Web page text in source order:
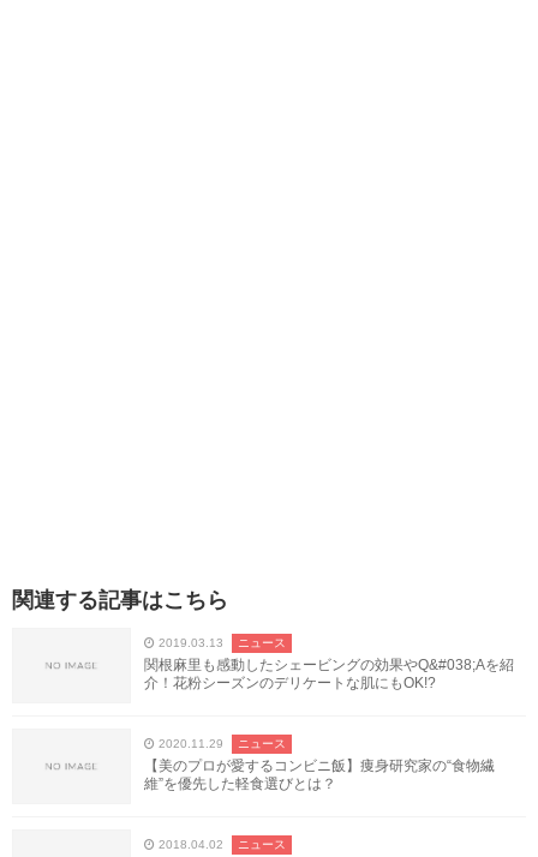
関連する記事はこちら
2019.03.13 ニュース
関根麻里も感動したシェービングの効果やQ&#038;Aを紹
介！花粉シーズンのデリケートな肌にもOK!?
2020.11.29 ニュース
【美のプロが愛するコンビニ飯】痩身研究家の“食物繊
維”を優先した軽食選びとは？
2018.04.02 ニュース